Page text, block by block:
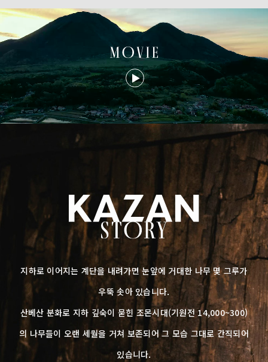
지하로 이어지는 계단을 내려가면 눈앞에 거대한 나무 몇 그루가
우뚝 솟아 있습니다.
산베산 분화로 지하 깊숙이 묻힌 조몬시대(기원전 14,000~300)
의 나무들이 오랜 세월을 거쳐 보존되어 그 모습 그대로 간직되어
있습니다.